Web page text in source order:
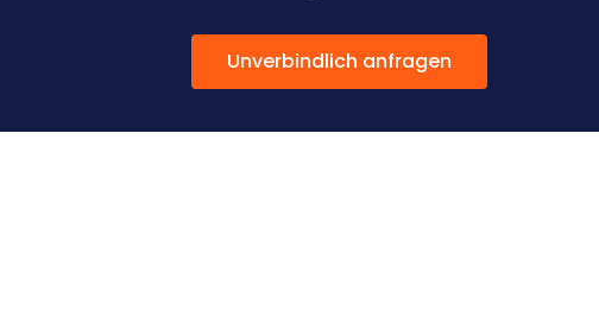
Unverbindlich anfragen